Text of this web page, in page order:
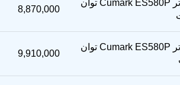
قیمت اینورتر Cumark ES580P توان
8,870,000
قیمت اینورتر Cumark ES580P توان
9,910,000